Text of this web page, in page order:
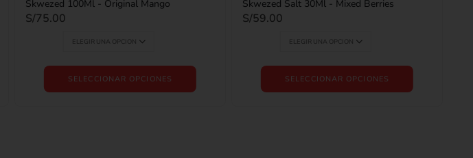
Skwezed 100Ml - Original Mango
S/75.00
SELECCIONAR OPCIONES
Skwezed Salt 30Ml - Mixed Berries
S/59.00
SELECCIONAR OPCIONES